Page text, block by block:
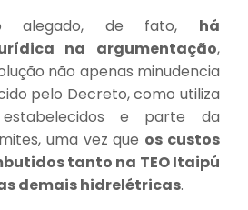
alegado, de fato, há
na argumentação,
não apenas minudencia
pelo Decreto, como utiliza
e parte da
uma vez que os custos
tanto na TEO Itaipú
demais hidrelétricas.